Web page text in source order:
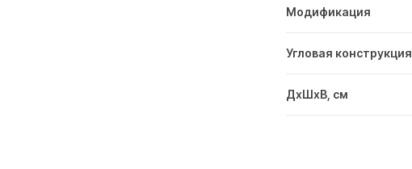
Модификация
Угловая конструкция
ДxШxВ, см